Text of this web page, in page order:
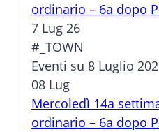
ordinario – 6a dopo
7 Lug 26
#_TOWN
Eventi su 8 Luglio
08 Lug
Mercoledì 14a
ordinario – 6a dopo